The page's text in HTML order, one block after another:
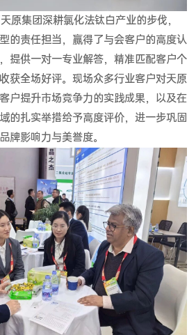
原集团深耕氯化法钛白产业的步伐，
的责任担当，赢得了与会客户的高度认
提供一对一专业解答，精准匹配客户个
获全场好评。现场众多行业客户对天原
户提升市场竞争力的实践成果，以及在
的扎实举措给予高度评价，进一步巩固
牌影响力与美誉度。